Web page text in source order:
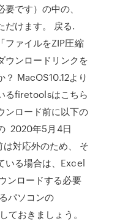
です）の中の、
だけます。 戻る.
ファイルをZIP圧縮
ウンロードリンクを
MacOS10.12より
るfiretoolsはこちら
ンロード前に以下の
2020年5月4日
対応外のため、 そ
いる場合は、Excel
ンロードする必要
パソコンの
おきましょう。